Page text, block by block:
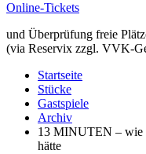
Online-Tickets
und Überprüfung freie
(via Reservix zzgl. VVK-
Startseite
Stücke
Gastspiele
Archiv
13 MINUTEN – wie
hätte